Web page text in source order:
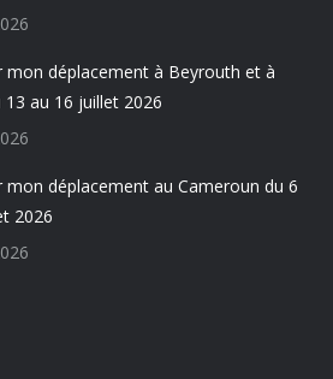
mon déplacement à Beyrouth et à
13 au 16 juillet 2026
mon déplacement au Cameroun du 6
2026